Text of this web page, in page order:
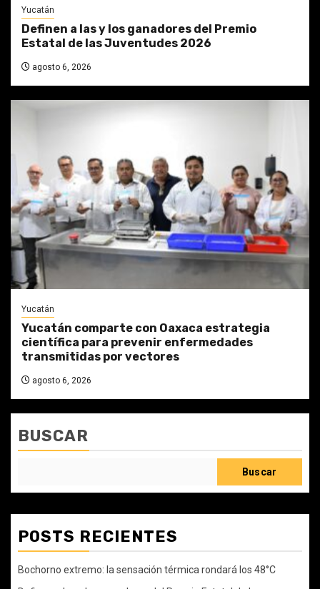
Yucatán
Definen a las y los ganadores del Premio
Estatal de las Juventudes 2026
agosto 6, 2026
Yucatán
Yucatán comparte con Oaxaca estrategia
científica para prevenir enfermedades
transmitidas por vectores
agosto 6, 2026
BUSCAR
Buscar
POSTS RECIENTES
Bochorno extremo: la sensación térmica rondará los 48°C